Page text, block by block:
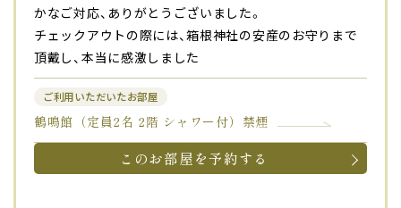
かなご対応、ありがとうございました。
チェックアウトの際には、箱根神社の安産のお守りまで
頂戴し、本当に感激しました
ご利用いただいたお部屋
鶴鳴館（定員2名 2階 シャワー付）禁煙
このお部屋を予約する